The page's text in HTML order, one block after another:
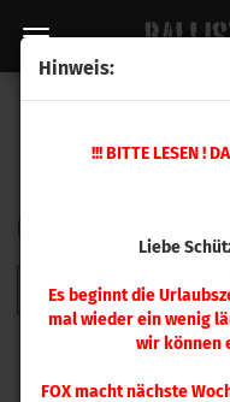
Hinweis:
!!! BITTE LESEN !
Liebe
Es beginnt die
mal wieder ein wenig
wir können
FOX macht nächste